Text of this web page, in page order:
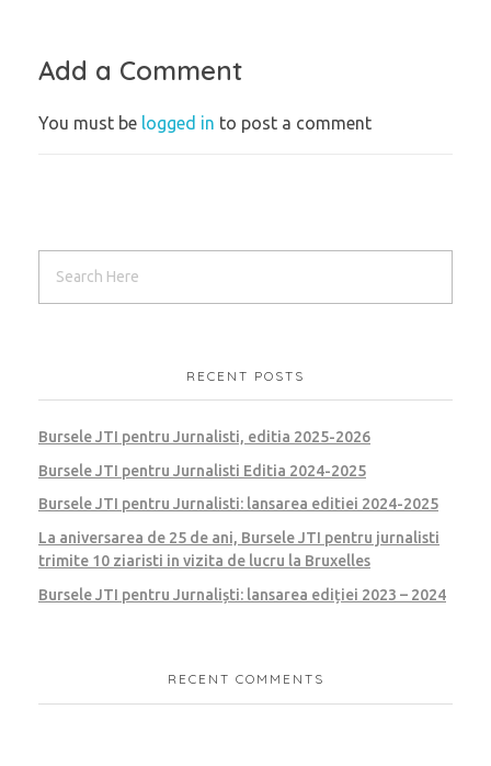
Add a Comment
You must be logged in to post a comment
RECENT POSTS
Bursele JTI pentru Jurnalisti, editia 2025-2026
Bursele JTI pentru Jurnalisti Editia 2024-2025
Bursele JTI pentru Jurnalisti: lansarea editiei 2024-2025
La aniversarea de 25 de ani, Bursele JTI pentru jurnalisti
trimite 10 ziaristi in vizita de lucru la Bruxelles
Bursele JTI pentru Jurnaliști: lansarea ediției 2023 – 2024
RECENT COMMENTS